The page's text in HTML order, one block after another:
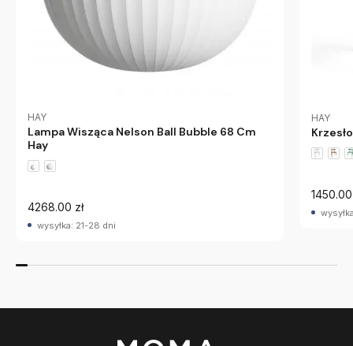
HAY
Lampa Wisząca Nelson Ball Bubble 68 Cm
Hay
4268.00 zł
wysyłka: 21-28 dni
HAY
1450.00